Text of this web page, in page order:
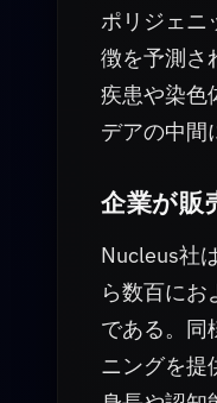
ポリジェニ
徴を予測さ
疾患や染色
デアの中間
企業が販
Nucleus社
ら数百に
である。同
ニングを提